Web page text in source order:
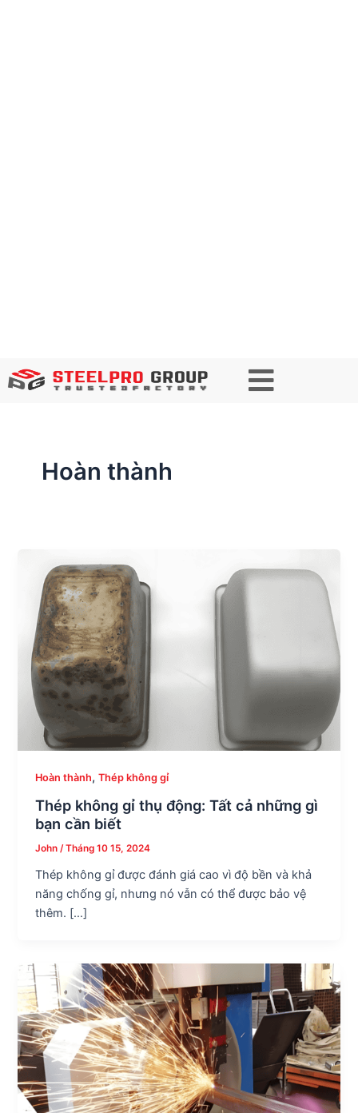
Hoàn thành
Hoàn thành,Thép không gỉ
Thép không gỉ thụ động: Tất cả những gì
bạn cần biết
John/Tháng 10 15, 2024
Thép không gỉ được đánh giá cao vì độ bền và khả
năng chống gỉ, nhưng nó vẫn có thể được bảo vệ
thêm. […]